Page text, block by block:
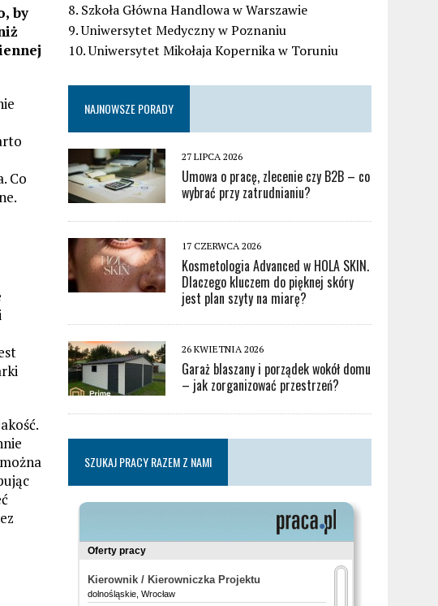
by
Co
8. Szkoła Główna Handlowa w Warszawie
9. Uniwersytet Medyczny w Poznaniu
10. Uniwersytet Mikołaja Kopernika w Toruniu
NAJNOWSZE PORADY
27 LIPCA 2026
Umowa o pracę, zlecenie czy B2B – co
wybrać przy zatrudnianiu?
17 CZERWCA 2026
Kosmetologia Advanced w HOLA SKIN.
Dlaczego kluczem do pięknej skóry
jest plan szyty na miarę?
26 KWIETNIA 2026
Garaż blaszany i porządek wokół domu
– jak zorganizować przestrzeń?
SZUKAJ PRACY RAZEM Z NAMI